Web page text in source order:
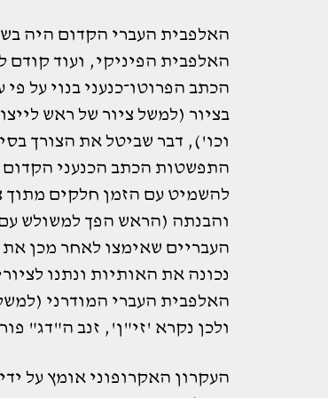
האלפבית העברי הקדום היה
האלפבית הפיניקי, ועוד
הכתב הפרוטו־כנעני בנוי על
בציור (למשל ציור של ראש
וכו'), דבר שביטל את הצורך
התפשטות הכתב הכנעני
להשמיט עם הזמן חלקים מתוך
והבנתה (הראש הפך למשולש עם
העבריים שאימצו לאחר מכן
נכונה את האותיות ונתנו
האלפבית העברי המודרני
ולכן נקרא 'זי"ן', זנב ה"דג"
העקרון האקרופוני אומץ על